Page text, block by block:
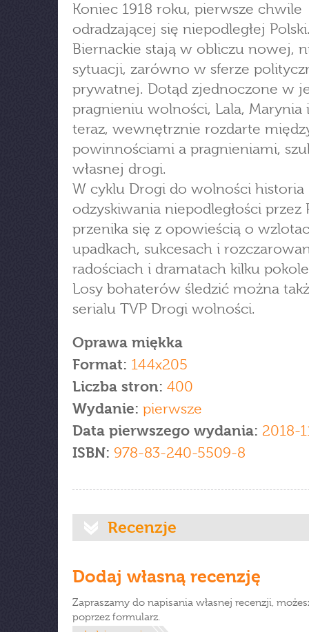
Koniec 1918 roku, pierwsze chwile
odradzającej się niepodległej
Biernackie stają w obliczu nowej,
sytuacji, zarówno w sferze
prywatnej. Dotąd zjednoczone w
pragnieniu wolności, Lala, Marynia
teraz, wewnętrznie rozdarte
powinnościami a pragnieniami,
własnej drogi.
W cyklu Drogi do wolności historia
odzyskiwania niepodległości przez
przenika się z opowieścią o
upadkach, sukcesach i
radościach i dramatach kilku
Losy bohaterów śledzić można
serialu TVP Drogi wolności.
Oprawa miękka
Format: 144x205
Liczba stron: 400
Wydanie: pierwsze
Data pierwszego wydania: 2018-
ISBN: 978-83-240-5509-8
Recenzje
Dodaj własną recenzję
Zapraszamy do napisania własnej recenzji,
poprzez formularz.